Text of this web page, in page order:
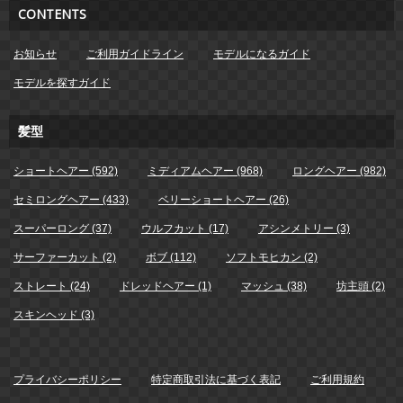
CONTENTS
お知らせ ご利用ガイドライン モデルになるガイド
モデルを探すガイド
髪型
ショートヘアー (592) ミディアムヘアー (968) ロングヘアー (982)
セミロングヘアー (433) ベリーショートヘアー (26)
スーパーロング (37) ウルフカット (17) アシンメトリー (3)
サーファーカット (2) ボブ (112) ソフトモヒカン (2)
ストレート (24) ドレッドヘアー (1) マッシュ (38) 坊主頭 (2)
スキンヘッド (3)
プライバシーポリシー 特定商取引法に基づく表記 ご利用規約